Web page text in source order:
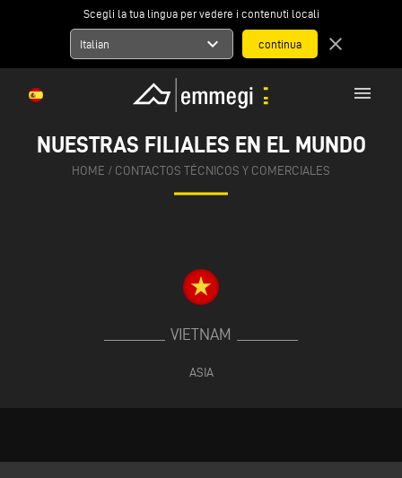
Scegli la tua lingua per vedere i contenuti locali
Italian expand_more close
menu
NUESTRAS FILIALES EN EL MUNDO
HOME / CONTACTOS TÉCNICOS Y COMERCIALES
VIETNAM
ASIA